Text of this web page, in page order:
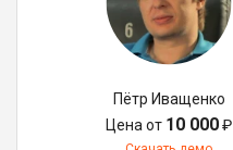
Пётр Иващенко
Цена от 10 000₽